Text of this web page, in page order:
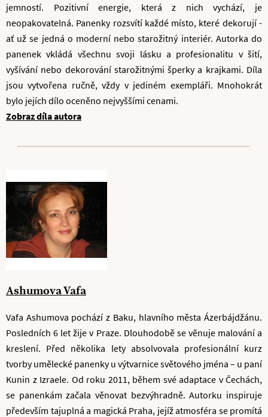
jemností. Pozitivní energie, která z nich vychází, je
neopakovatelná. Panenky rozsvítí každé místo, které dekorují -
ať už se jedná o moderní nebo starožitný interiér. Autorka do
panenek vkládá všechnu svoji lásku a profesionalitu v šití,
vyšívání nebo dekorování starožitnými šperky a krajkami. Díla
jsou vytvořena ručně, vždy v jediném exempláři. Mnohokrát
bylo jejích dílo oceněno nejvyššími cenami.
Zobraz díla autora
Ashumova Vafa
Vafa Ashumova pochází z Baku, hlavního města Ázerbájdžánu.
Posledních 6 let žije v Praze. Dlouhodobě se věnuje malování a
kreslení. Před několika lety absolvovala profesionální kurz
tvorby umělecké panenky u výtvarnice světového jména – u paní
Kunin z Izraele. Od roku 2011, během své adaptace v Čechách,
se panenkám začala věnovat bezvýhradně. Autorku inspiruje
především tajuplná a magická Praha, jejíž atmosféra se promítá